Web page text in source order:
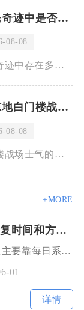
卡利玛在全民奇迹中是否有特殊的获取限制
08-08
卡利玛在全民奇迹中存在多重特殊获取限制，从解锁门槛、入场消耗、每日挑战次数、组队
如何在攻城掠地白门楼战中保持士气
08-08
稳定守住白门楼战场士气的核心方式是前置控线锁据点、分层投放影子控兵力差值、同步解
+MORE
忘仙手游体力恢复时间和方法是什么
忘仙手游体力恢复主要靠每日系统固定发放、商城购买及合理任务分配，每日可自然恢复120点，最
01
详情